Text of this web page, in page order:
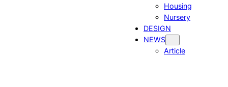
Housing
Nursery
DESIGN
NEWS
Article